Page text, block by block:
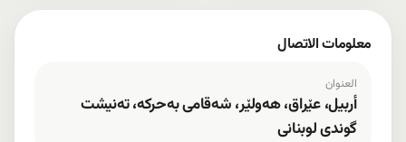
معلومات الاتصال
العنوان
أربيل، عێراق، هەولێر، شەقامی بەحرکە، تەنیشت
گوندی لوبنانی